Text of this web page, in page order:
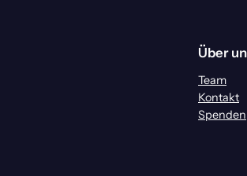
Über
Team
Kontakt
Spenden